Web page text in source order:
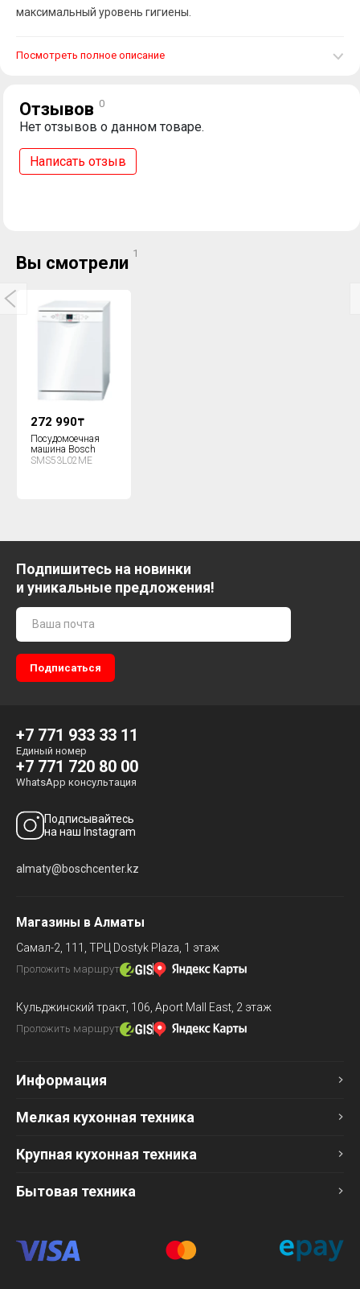
максимальный уровень гигиены.
Посмотреть полное описание
Отзывов 0
Нет отзывов о данном товаре.
Написать отзыв
Вы смотрели 1
272 990₸
Посудомоечная
машина Bosch
SMS53L02ME
Подпишитесь на новинки
и уникальные предложения!
+7 771 933 33 11
Единый номер
+7 771 720 80 00
WhatsApp консультация
Подписывайтесь
на наш Instagram
almaty@boschcenter.kz
Магазины в Алматы
Самал-2, 111, ТРЦ Dostyk Plaza, 1 этаж
Проложить маршрут
Кульджинский тракт, 106, Aport Mall East, 2 этаж
Проложить маршрут
Информация
Мелкая кухонная техника
Крупная кухонная техника
Бытовая техника